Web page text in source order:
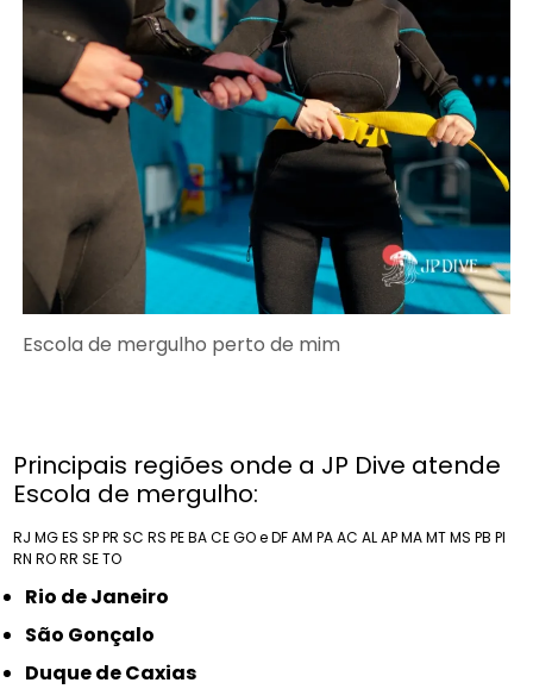
Escola de mergulho perto de mim
Principais regiões onde a JP Dive atende
Escola de mergulho:
RJ MGES SPPR SC RS PEBACEGO e DFAM PAAC ALAPMAMTMS PB PI
RN RORR SETO
Rio de Janeiro
São Gonçalo
Duque de Caxias